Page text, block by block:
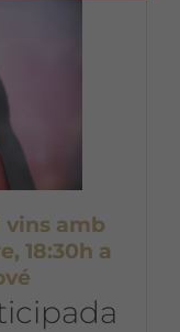
vins amb
18:30h a